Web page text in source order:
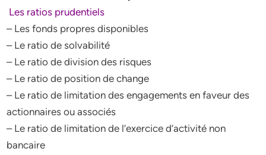
Les ratios prudentiels
– Les fonds propres disponibles
– Le ratio de solvabilité
– Le ratio de division des risques
– Le ratio de position de change
– Le ratio de limitation des engagements en faveur des
actionnaires ou associés
– Le ratio de limitation de l’exercice d’activité non
bancaire